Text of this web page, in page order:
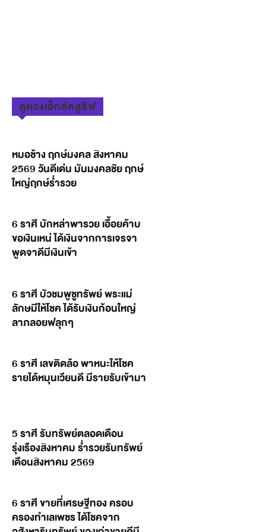
ดูดวงเอ็กซ์คลูซีฟ
หมอช้าง ฤกษ์มงคล สิงหาคม
2569 วันดีเด่น มันมงคลชัย ฤกษ์
ใหญ่ฤกษ์ร่ำรวย
6 ราศี บักหล่าพารวย เอื้อยค้าบ
ขอเงินเหน่ ได้เงินจากการเจรจา
พูดจาดีมีเงินเข้า
6 ราศี บัวชมพูชูทรัพย์ พระแม่
ลักษมีให้โชค ได้รับเงินก้อนใหญ่
ลาภลอยฟลุกๆ
6 ราศี เลขติดล้อ พาหนะให้โชค
รายได้หมุนเวียนดี มีรายรับเข้ามา
5 ราศี รับทรัพย์ตลอดเดือน
รุ่งเรืองสิงหาคม ร่ำรวยรับทรัพย์
เดือนสิงหาคม 2569
6 ราศี ขายที่เศรษฐีทอง ครอบ
ครองทำเลเพชร ได้โชคจาก